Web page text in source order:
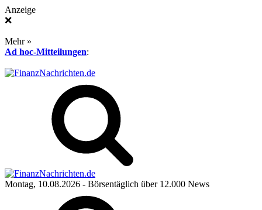
Anzeige
❌
Mehr »
Ad hoc-Mitteilungen:
Montag, 10.08.2026 - Börsentäglich über 12.000 News